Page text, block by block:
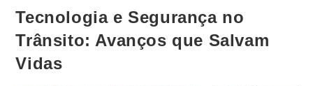
Tecnologia e Segurança no
Trânsito: Avanços que Salvam
Vidas